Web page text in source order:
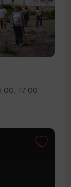
17:00